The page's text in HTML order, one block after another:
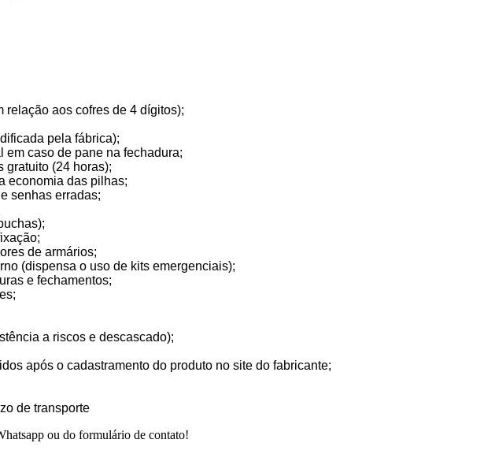
relação aos cofres de 4 dígitos);
pela fábrica);
em caso de pane na fechadura;
gratuito (24 horas);
economia das pilhas;
senhas erradas;
de armários;
(dispensa o uso de kits emergenciais);
e fechamentos;
a riscos e descascado);
após o cadastramento do produto no site do fabricante;
de transporte
ou do formulário de contato!